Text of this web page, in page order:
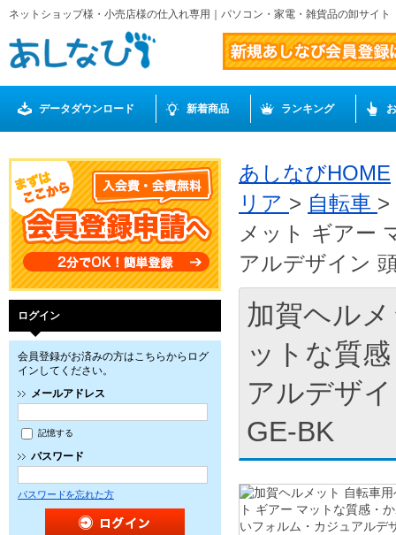
ネットショップ様・小売店様の仕入れ専用｜パソコン・家電・雑貨品の卸サイ
データダウンロード 新着商品 ランキング
ログイン
会員登録がお済みの方はこちらからログ
インしてください。
メールアドレス
記憶する
パスワード
パスワードを忘れた方
あしなびHOME
リア > 自転車 >
メット ギアー
アルデザイン
加賀ヘル
ットな質
アルデザ
GE-BK